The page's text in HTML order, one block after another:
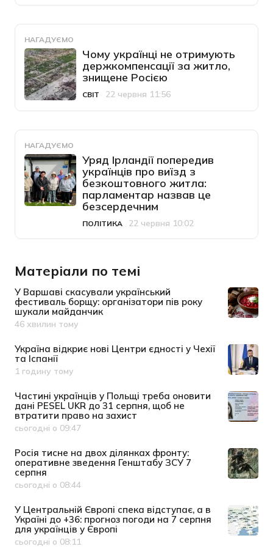
НАГАДУЄМО
Чому українці не отримують
держкомпенсації за житло,
знищене Росією
Категорія
СВІТ
Дата публікації
22 червня 11:56
НАГАДУЄМО
Уряд Ірландії попередив
українців про виїзд з
безкоштовного житла:
парламентар назвав це
безсердечним
Категорія
ПОЛІТИКА
Дата публікації
22 червня 10:02
Матеріали по темі
У Варшаві скасували український
фестиваль борщу: організатори пів року
шукали майданчик
Дата публікації
46 хвилин тому
Україна відкриє нові Центри єдності у Чехії
та Іспанії
Дата публікації
1 годину тому
Частині українців у Польщі треба оновити
дані PESEL UKR до 31 серпня, щоб не
втратити право на захист
Дата публікації
сьогодні о 09:47
Росія тисне на двох ділянках фронту:
оперативне зведення Генштабу ЗСУ 7
серпня
Дата публікації
сьогодні о 08:44
У Центральній Європі спека відступає, а в
Україні до +36: прогноз погоди на 7 серпня
для українців у Європі
Дата публікації
сьогодні о 08:11